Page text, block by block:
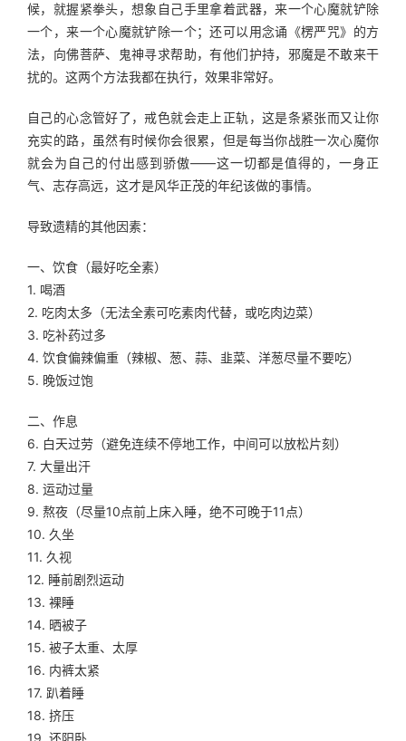
候，就握紧拳头，想象自己手里拿着武器，来一个心魔就铲除
一个，来一个心魔就铲除一个；还可以用念诵《楞严咒》的方
法，向佛菩萨、鬼神寻求帮助，有他们护持，邪魔是不敢来干
扰的。这两个方法我都在执行，效果非常好。
自己的心念管好了，戒色就会走上正轨，这是条紧张而又让你
充实的路，虽然有时候你会很累，但是每当你战胜一次心魔你
就会为自己的付出感到骄傲——这一切都是值得的，一身正
气、志存高远，这才是风华正茂的年纪该做的事情。
导致遗精的其他因素：
一、饮食（最好吃全素）
1. 喝酒
2. 吃肉太多（无法全素可吃素肉代替，或吃肉边菜）
3. 吃补药过多
4. 饮食偏辣偏重（辣椒、葱、蒜、韭菜、洋葱尽量不要吃）
5. 晚饭过饱
二、作息
6. 白天过劳（避免连续不停地工作，中间可以放松片刻）
7. 大量出汗
8. 运动过量
9. 熬夜（尽量10点前上床入睡，绝不可晚于11点）
10. 久坐
11. 久视
12. 睡前剧烈运动
13. 裸睡
14. 晒被子
15. 被子太重、太厚
16. 内裤太紧
17. 趴着睡
18. 挤压
19. 还阳卧